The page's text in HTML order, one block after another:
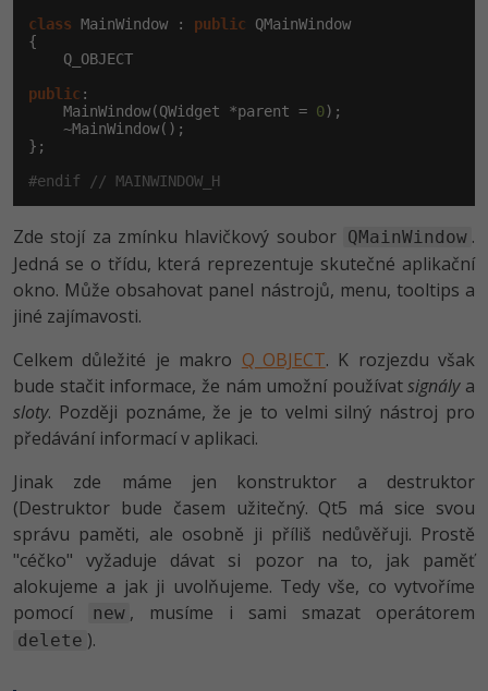
class MainWindow : public QMainWindow
{
    Q_OBJECT
public :
    MainWindow(QWidget *parent =
0);
    ~MainWindow();
};
#endif // MAINWINDOW_H
Zde stojí za zmínku hlavičkový soubor QMainWindow .
Jedná se o třídu, která reprezentuje skutečné aplikační
okno. Může obsahovat panel nástrojů, menu, tooltips a
jiné zajímavosti.
Celkem důležité je makro Q_OBJECT. K rozjezdu však
bude stačit informace, že nám umožní používatsignálya
sloty. Později poznáme, že je to velmi silný nástroj pro
předávání informací v aplikaci.
Jinak zde máme jen konstruktor a destruktor
(Destruktor bude časem užitečný. Qt5 má sice svou
správu paměti, ale osobně ji příliš nedůvěřuji. Prostě
"céčko" vyžaduje dávat si pozor na to, jak paměť
alokujeme a jak ji uvolňujeme. Tedy vše, co vytvoříme
pomocí
new , musíme i sami smazat operátorem
delete ).